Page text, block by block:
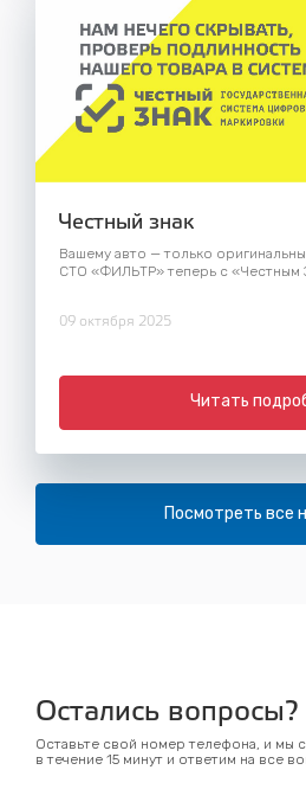
Честный знак
Вашему авто — только
СТО «ФИЛЬТР» теперь с «Честным
09 октября 2025
Читать
Посмотреть все
Остались вопросы?
Оставьте свой номер телефона, и мы
в течение 15 минут и ответим на все